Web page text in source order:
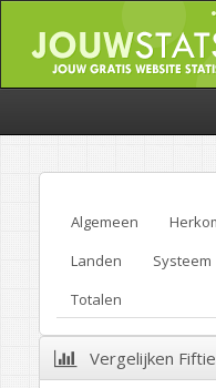
Algemeen
Landen
Systeem
Totalen
Vergelijken